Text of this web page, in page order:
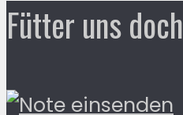
Fütter uns doch